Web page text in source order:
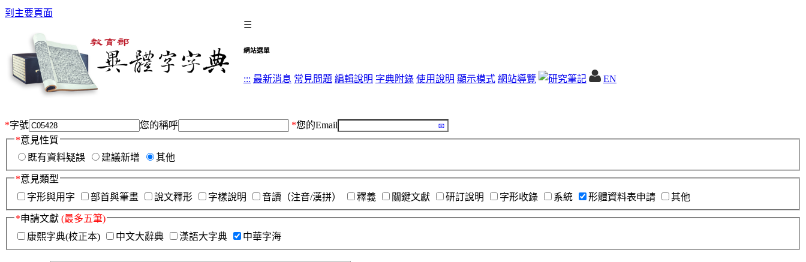
到主要頁面
☰
網站選單
::: 最新消息 常見問題 編輯說明 字典附錄 使用說明 顯示模式 網站導覽 EN
*字號 您的稱呼 *您的Email
*意見性質
既有資料疑誤
建議新增 其他
*意見類型
字形與用字
部首與筆畫 說文釋形 字樣說明 音讀（注音/漢拼） 釋義 關鍵文獻 研訂說明 字形收錄 系統 形體資料表申請 其他
*申請文獻 (最多五筆)
康熙字典(校正本)
中文大辭典 漢語大字典 中華字海